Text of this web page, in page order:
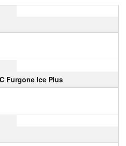
Furgone Ice Plus